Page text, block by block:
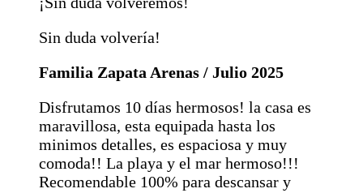
Sin duda volvería!
Familia Zapata Arenas / Julio 2025
Disfrutamos 10 días hermosos! la casa es
maravillosa, esta equipada hasta los
minimos detalles, es espaciosa y muy
comoda!! La playa y el mar hermoso!!!
Recomendable 100% para descansar y